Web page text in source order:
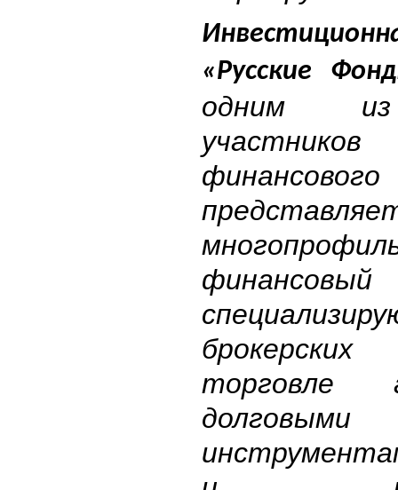
«Русские
одним
участников
торговле
долговыми